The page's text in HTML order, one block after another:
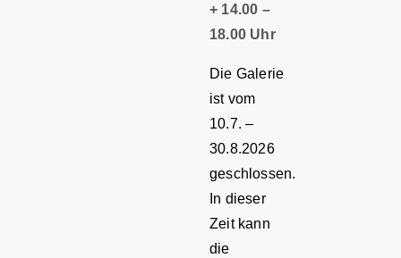
+ 14.00 –
18.00 Uhr
Die Galerie
ist vom
10.7. –
30.8.2026
geschlossen.
In dieser
Zeit kann
die